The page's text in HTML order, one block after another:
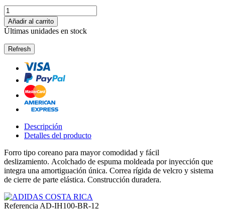
Añadir al carrito
Últimas unidades en stock
Descripción
Detalles del producto
Forro tipo coreano para mayor comodidad y fácil
deslizamiento. Acolchado de espuma moldeada por inyección que
integra una amortiguación única. Correa rígida de velcro y sistema
de cierre de parte elástica. Construcción duradera.
Referencia AD-IH100-BR-12